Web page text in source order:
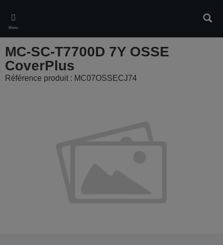
main
content
Menu
MC-SC-T7700D 7Y OSSE
CoverPlus
Référence produit : MC07OSSECJ74